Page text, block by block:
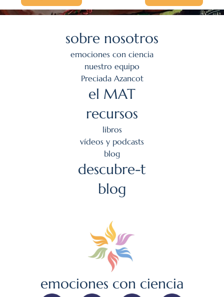
sobre nosotros
emociones con ciencia
nuestro equipo
Preciada Azancot
el MAT
recursos
libros
vídeos y podcasts
blog
descubre-t
blog
emociones con ciencia